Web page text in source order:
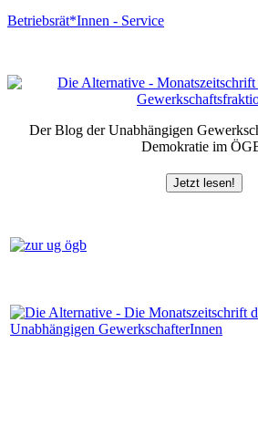
Betriebsrät*Innen - Service
Der Blog der Unabhängigen
Demokratie im
Jetzt lesen!